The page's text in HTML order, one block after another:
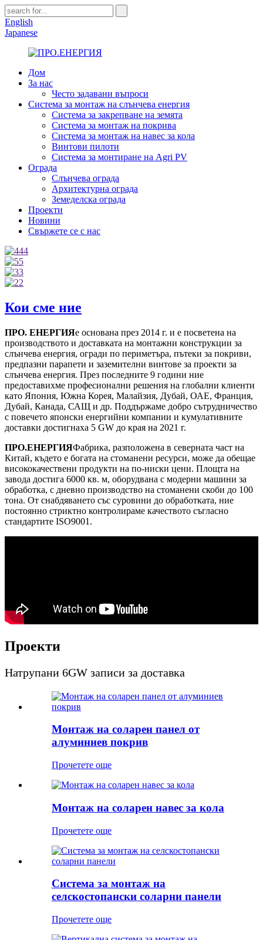
English
Japanese
Дом
За нас
Често задавани въпроси
Система за монтаж на слънчева енергия
Система за закрепване на земята
Система за монтаж на покрива
Система за монтаж на навес за кола
Винтови пилоти
Система за монтиране на Agri PV
Ограда
Слънчева ограда
Архитектурна ограда
Земеделска ограда
Проекти
Новини
Свържете се с нас
Кои сме ние
ПРО. ЕНЕРГИЯе основана през 2014 г. и е посветена на
производството и доставката на монтажни конструкции за
слънчева енергия, огради по периметъра, пътеки за покриви,
предпазни парапети и заземителни винтове за проекти за
слънчева енергия. През последните 9 години ние
предоставихме професионални решения на глобални клиенти
като Япония, Южна Корея, Малайзия, Дубай, ОАЕ, Франция,
Дубай, Канада, САЩ и др. Поддържаме добро сътрудничество
с повечето японски енергийни компании и кумулативните
доставки достигнаха 5 GW до края на 2021 г.
ПРО.ЕНЕРГИЯФабрика, разположена в северната част на
Китай, където е богата на стоманени ресурси, може да обещае
висококачествени продукти на по-ниски цени. Площта на
завода достига 6000 кв. м, оборудвана с модерни машини за
обработка, с дневно производство на стоманени скоби до 100
тона. От снабдяването със суровини до обработката, ние
постоянно стриктно контролираме качеството съгласно
стандартите ISO9001.
Проекти
Натрупани 6GW записи за доставка
Монтаж на соларен панел от
алуминиев покрив
Прочетете още
Монтаж на соларен навес за кола
Прочетете още
Система за монтаж на
селскостопански соларни панели
Прочетете още